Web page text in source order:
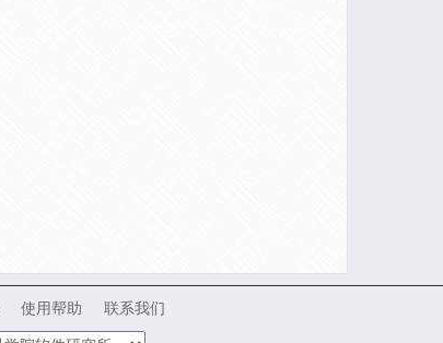
使用帮助
联系我们